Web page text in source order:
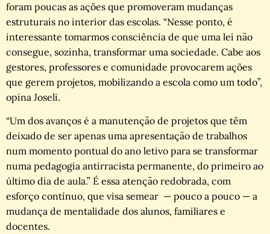
foram poucas as ações que promoveram mudanças
estruturais no interior das escolas. “Nesse ponto, é
interessante tomarmos consciência de que uma lei não
consegue, sozinha, transformar uma sociedade. Cabe aos
gestores, professores e comunidade provocarem ações
que gerem projetos, mobilizando a escola como um todo”,
opina Joseli.
“Um dos avanços é a manutenção de projetos que têm
deixado de ser apenas uma apresentação de trabalhos
num momento pontual do ano letivo para se transformar
numa pedagogia antirracista permanente, do primeiro ao
último dia de aula.” É essa atenção redobrada, com
esforço contínuo, que visa semear — pouco a pouco — a
mudança de mentalidade dos alunos, familiares e
docentes.